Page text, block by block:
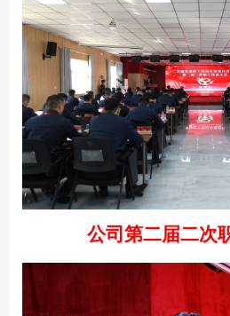
公司第二届二次